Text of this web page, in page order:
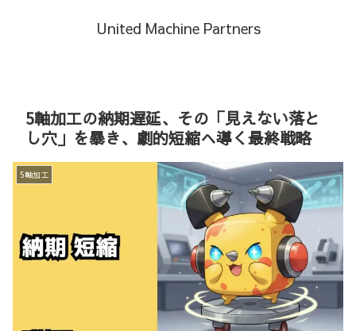
United Machine Partners
5軸加工の納期遅延、その「見えない落と
し穴」を暴き、劇的短縮へ導く最終戦略
5軸加工